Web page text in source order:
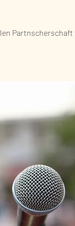
Partnscherschaft